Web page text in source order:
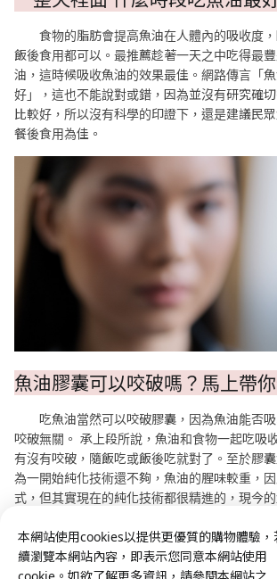
食物的脂肪會提高魚油在人體內的吸收度，
飯後食用都可以。最推薦趁著一天之中吃得最
油，這時候吸收魚油的效果最佳。網路傳言「
好」，這也不能說對或錯，因為並沒有研究確
比較好，所以沒有科學的印證下，還是建議民
餐後食用為佳。
魚油膠囊可以咬破嗎？馬上帶
吃魚油當然可以咬破膠囊，因為魚油能否吸
咬破無關。 承上段所說，魚油和食物一起吃吸
有沒有咬破，隨飯吃或飯後吃就對了。至於膠
為一開始純化技術還不夠，魚油的腥味較重，
式，但其實現在的純化技術都很精進的，現今
果小孩不容易吞食膠囊，是可將魚油擠入牛奶
肚。
本網站使用cookies以提供更優質的購物體驗，
續瀏覽本網站內容，即表示您同意本網站使用